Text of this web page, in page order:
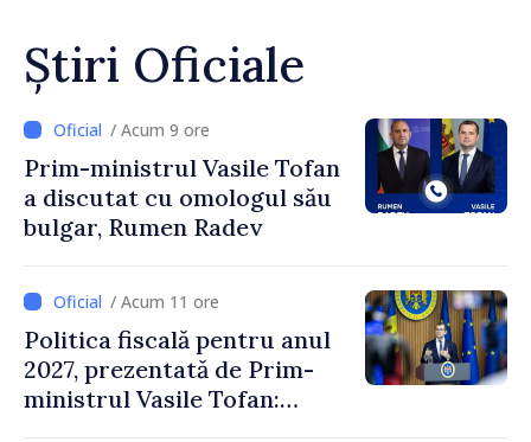
Știri Oficiale
/ Acum 9 ore
Prim-ministrul Vasile Tofan
a discutat cu omologul său
bulgar, Rumen Radev
/ Acum 11 ore
Politica fiscală pentru anul
2027, prezentată de Prim-
ministrul Vasile Tofan: